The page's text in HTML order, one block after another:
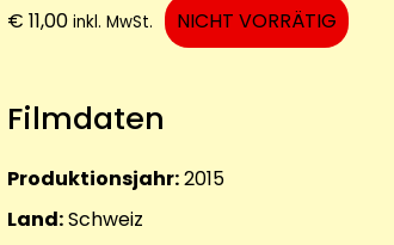
€ 11,00 inkl. MwSt. NICHT VORRÄTIG
Filmdaten
Produktionsjahr:2015
Land:Schweiz